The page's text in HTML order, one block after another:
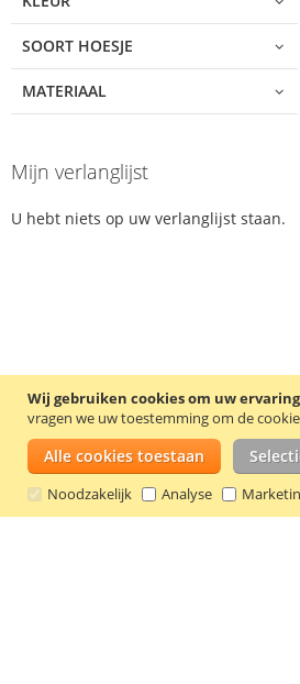
Wij gebruiken cookies om uw
vragen we uw toestemming om de
Alle cookies toestaan
Noodzakelijk Analyse
SOORT HOESJE
MATERIAAL
Mijn verlanglijst
U hebt niets op uw verlanglijst staan.